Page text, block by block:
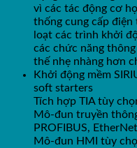
vì các tác động cơ
thống cung cấp
loạt các trình khởi
các chức năng
thế nhẹ nhàng hơn
Khởi động mềm
soft starters
Tích hợp TIA tùy
Mô-đun truyền
PROFIBUS,
Mô-đun HMI tùy